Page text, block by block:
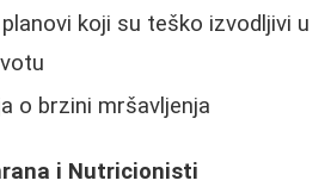
koji su teško izvodljivi u
o brzini mršavljenja
i Nutricionisti